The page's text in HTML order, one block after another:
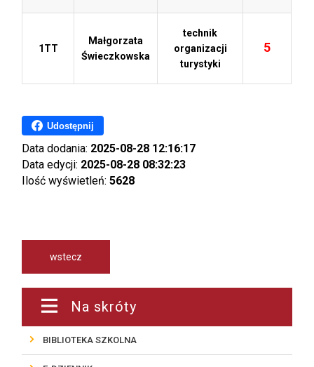
1TT
Małgorzata
Świeczkowska
technik
organizacji
turystyki
5
Udostępnij
Data dodania: 2025-08-28 12:16:17
Data edycji: 2025-08-28 08:32:23
Ilość wyświetleń:5628
wstecz
Na skróty
BIBLIOTEKA SZKOLNA